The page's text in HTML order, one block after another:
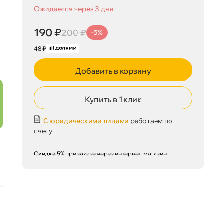
Ожидается через 3 дня
190 ₽200 ₽ -5%
48 ₽
Добавить в корзину
Купить в 1 клик
С юридическими лицами работаем по
счету
Скидка 5% при заказе через интернет-магазин